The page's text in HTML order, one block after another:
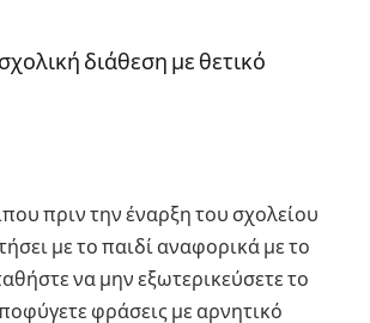
διάθεση με θετικό
πριν την έναρξη του σχολείου
με το παιδί αναφορικά με το
να μην εξωτερικεύσετε το
φράσεις με αρνητικό